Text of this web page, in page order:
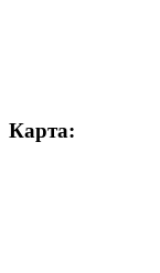
Карта: